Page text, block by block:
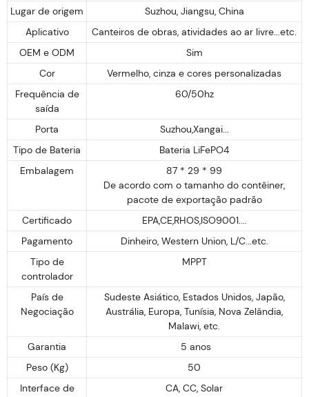
Lugar de origem
Suzhou, Jiangsu, China
Aplicativo
Canteiros de obras, atividades ao ar livre...etc.
OEM e ODM
Sim
Cor
Vermelho, cinza e cores personalizadas
Frequência de
saída
60/50hz
Porta
Suzhou,Xangai...
Tipo de Bateria
Bateria LiFePO4
Embalagem
87 * 29 * 99
De acordo com o tamanho do contêiner,
pacote de exportação padrão
Certificado
EPA,CE,RHOS,ISO9001....
Pagamento
Dinheiro, Western Union, L/C...etc.
Tipo de
controlador
MPPT
País de
Negociação
Sudeste Asiático, Estados Unidos, Japão,
Austrália, Europa, Tunísia, Nova Zelândia,
Malawi, etc.
Garantia
5 anos
Peso (Kg)
50
Interface de
CA, CC, Solar